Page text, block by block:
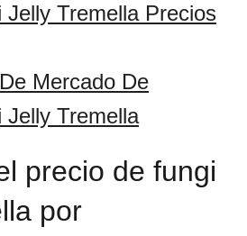
Jelly Tremella Precios
Mercado De
Jelly Tremella
precio de fungi
por